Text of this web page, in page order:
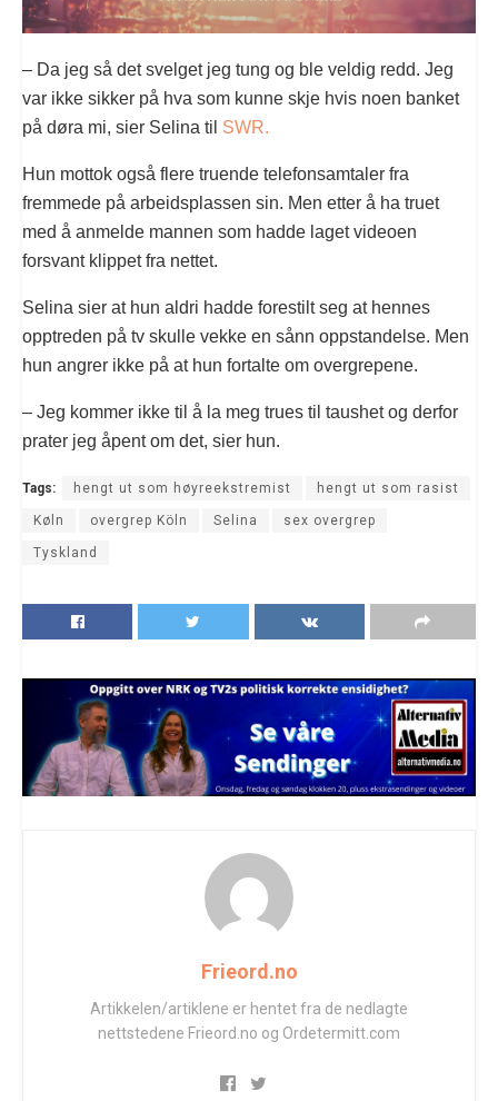
– Da jeg så det svelget jeg tung og ble veldig redd. Jeg
var ikke sikker på hva som kunne skje hvis noen banket
på døra mi, sier Selina til SWR.
Hun mottok også flere truende telefonsamtaler fra
fremmede på arbeidsplassen sin. Men etter å ha truet
med å anmelde mannen som hadde laget videoen
forsvant klippet fra nettet.
Selina sier at hun aldri hadde forestilt seg at hennes
opptreden på tv skulle vekke en sånn oppstandelse. Men
hun angrer ikke på at hun fortalte om overgrepene.
– Jeg kommer ikke til å la meg trues til taushet og derfor
prater jeg åpent om det, sier hun.
Tags: hengt ut som høyreekstremist hengt ut som rasist
Køln overgrep Köln Selina sex overgrep
Tyskland
Frieord.no
Artikkelen/artiklene er hentet fra de nedlagte
nettstedene Frieord.no og Ordetermitt.com